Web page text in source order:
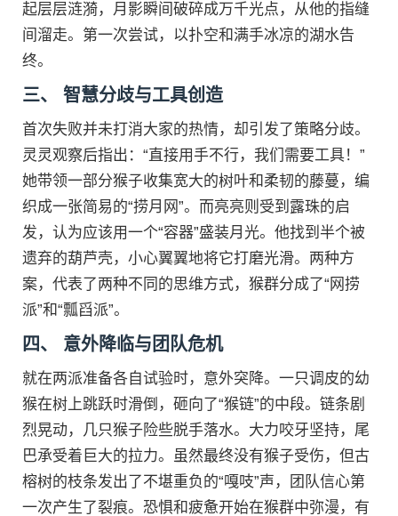
起层层涟漪，月影瞬间破碎成万千光点，从他的指缝
间溜走。第一次尝试，以扑空和满手冰凉的湖水告
终。
三、 智慧分歧与工具创造
首次失败并未打消大家的热情，却引发了策略分歧。
灵灵观察后指出：“直接用手不行，我们需要工具！”
她带领一部分猴子收集宽大的树叶和柔韧的藤蔓，编
织成一张简易的“捞月网”。而亮亮则受到露珠的启
发，认为应该用一个“容器”盛装月光。他找到半个被
遗弃的葫芦壳，小心翼翼地将它打磨光滑。两种方
案，代表了两种不同的思维方式，猴群分成了“网捞
派”和“瓢舀派”。
四、 意外降临与团队危机
就在两派准备各自试验时，意外突降。一只调皮的幼
猴在树上跳跃时滑倒，砸向了“猴链”的中段。链条剧
烈晃动，几只猴子险些脱手落水。大力咬牙坚持，尾
巴承受着巨大的拉力。虽然最终没有猴子受伤，但古
榕树的枝条发出了不堪重负的“嘎吱”声，团队信心第
一次产生了裂痕。恐惧和疲惫开始在猴群中弥漫，有